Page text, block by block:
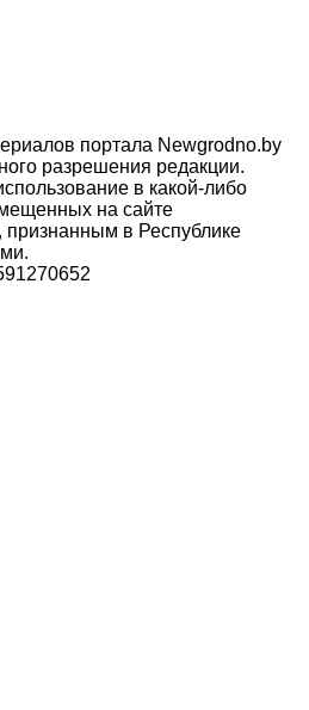
портала Newgrodno.by
разрешения редакции.
в какой-либо
на сайте
признанным в Республике